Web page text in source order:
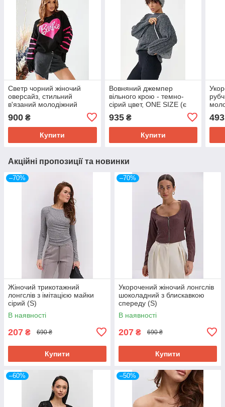
Светр чорний жіночий
оверсайз, стильний
в'язаний молодіжний
900 ₴
Купити
Вовняний джемпер
вільного крою - темно-
сірий цвет, ONE SIZE (є
935₴
Купити
493
Акційні пропозиції та новинки
–70%
Жіночий трикотажний
лонгслів з імітацією майки
сірий (S)
В наявності
207 ₴ 690 ₴
Купити
–70%
Укорочений жіночий лонгслів
шоколадний з блискавкою
спереду (S)
В наявності
207 ₴ 690 ₴
Купити
–60% –50%